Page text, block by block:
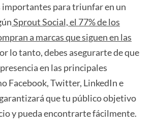
importantes para triunfar en un
Sprout Social, el 77% de los
a marcas que siguen en las
lo tanto, debes asegurarte de que
en las principales
Facebook, Twitter, LinkedIn e
que tu público objetivo
y pueda encontrarte fácilmente.